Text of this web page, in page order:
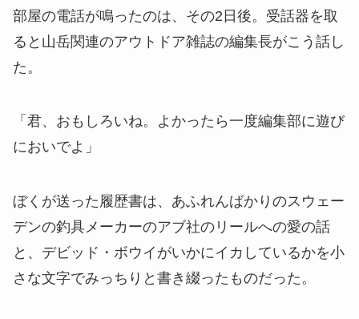
部屋の電話が鳴ったのは、その2日後。受話器を取
ると山岳関連のアウトドア雑誌の編集長がこう話し
た。
「君、おもしろいね。よかったら一度編集部に遊び
においでよ」
ぼくが送った履歴書は、あふれんばかりのスウェー
デンの釣具メーカーのアブ社のリールへの愛の話
と、デビッド・ボウイがいかにイカしているかを小
さな文字でみっちりと書き綴ったものだった。